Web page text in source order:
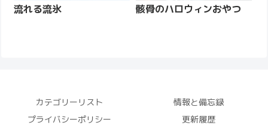
流れる流氷 骸骨のハロウィンおやつ
カテゴリーリスト
情報と備忘録
プライバシーポリシー
更新履歴